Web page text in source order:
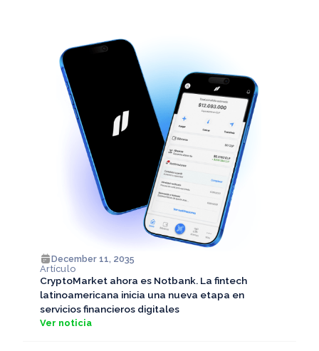
December 11, 2035
Artículo
CryptoMarket ahora es Notbank. La fintech
latinoamericana inicia una nueva etapa en
servicios financieros digitales
Ver noticia